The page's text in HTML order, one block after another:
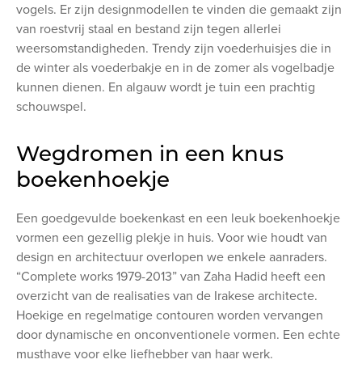
vogels. Er zijn designmodellen te vinden die gemaakt zijn
van roestvrij staal en bestand zijn tegen allerlei
weersomstandigheden. Trendy zijn voederhuisjes die in
de winter als voederbakje en in de zomer als vogelbadje
kunnen dienen. En algauw wordt je tuin een prachtig
schouwspel.
Wegdromen in een knus
boekenhoekje
Een goedgevulde boekenkast en een leuk boekenhoekje
vormen een gezellig plekje in huis. Voor wie houdt van
design en architectuur overlopen we enkele aanraders.
“Complete works 1979-2013” van Zaha Hadid heeft een
overzicht van de realisaties van de Irakese architecte.
Hoekige en regelmatige contouren worden vervangen
door dynamische en onconventionele vormen. Een echte
musthave voor elke liefhebber van haar werk.